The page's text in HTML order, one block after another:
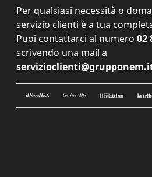
Per qualsiasi necessità o
servizio clienti è a tua
Puoi contattarci al numero 02
scrivendo una mail a